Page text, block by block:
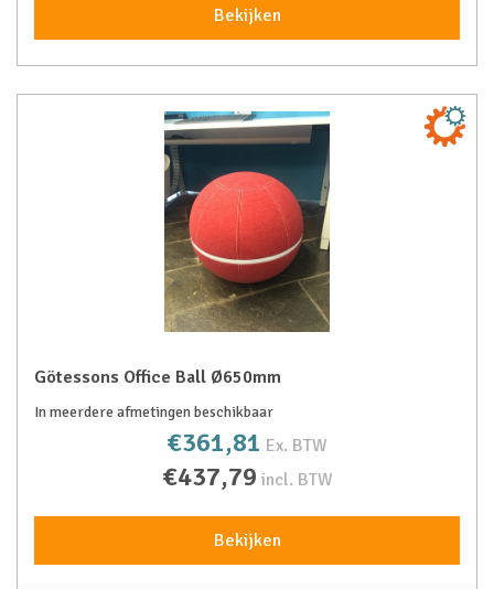
Bekijken
Götessons Office Ball Ø650mm
In meerdere afmetingen beschikbaar
€361,81 Ex. BTW
€437,79 incl. BTW
Bekijken